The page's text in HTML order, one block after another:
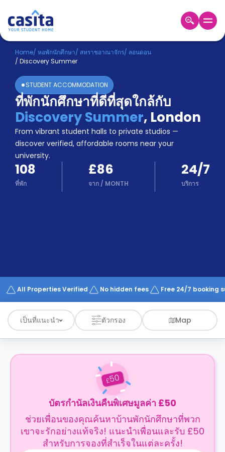
Home TH GBP
เข้าสู่
ระบบ
Booking
Accommodation
About
us
Blog
Refer
And
Earn
Become
A
Works
Home/ หอพักนักศึกษา/ สหราชอาณาจักร/ ลอนดอน
/ Discovery Summer
STUDENT ACCOMMODATION
ที่พักนักศึกษาที่ดีที่สุดใกล้กับ
Discovery Summer, London
From vibrant student halls to private studios —
discover verified, affordable rooms near your
university.
108
ที่พัก
£86
จาก / MONTH
24/7
บริการ
All Properties Verified No hidden fees Free 24/7 booking
เป็นที่แนะนำ ตัวกรอง Map
£50
บัตรกำนัลเงินคืนพิเศษมูลค่า £50
ช่วยเพื่อนของคุณค้นหาบ้านพักนักศึกษาที่พวก
เขาจะรักอย่างแท้จริง! แนะนำเพื่อนและรับ £50
สำหรับการจองที่สำเร็จในแต่ละครั้ง!